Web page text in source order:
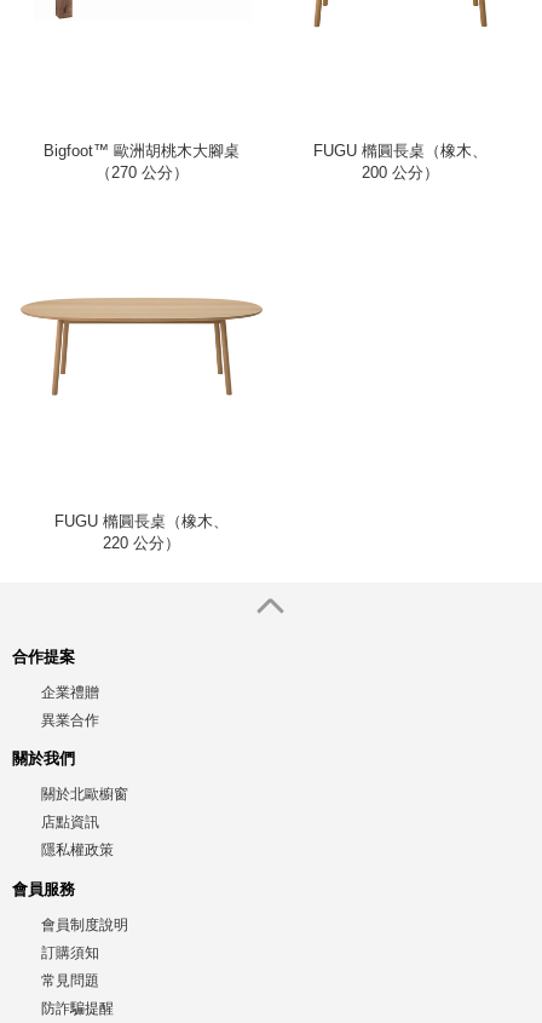
Bigfoot™ 歐洲胡桃木大腳桌
（270 公分）
FUGU 橢圓長桌（橡木、
200 公分）
FUGU 橢圓長桌（橡木、
220 公分）
合作提案
企業禮贈
異業合作
關於我們
關於北歐櫥窗
店點資訊
隱私權政策
會員服務
會員制度說明
訂購須知
常見問題
防詐騙提醒